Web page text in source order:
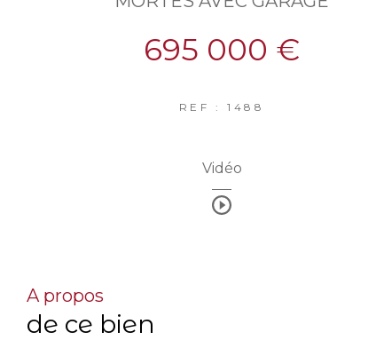
695 000 €
REF : 1488
Vidéo
a propos
de ce bien